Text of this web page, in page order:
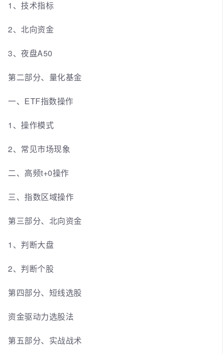
1、技术指标
2、北向资金
3、夜盘A50
第二部分、量化基金
一、ETF指数操作
1、操作模式
2、常见市场现象
二、高频t+0操作
三、指数区域操作
第三部分、北向资金
1、判断大盘
2、判断个股
第四部分、短线选股
资金驱动力选股法
第五部分、实战战术